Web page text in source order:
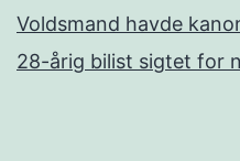
Voldsmand havde
28-årig bilist sigtet for